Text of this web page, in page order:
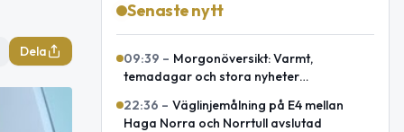
Dela
Senaste nytt
09:39 – Morgonöversikt: Varmt,
temadagar och stora nyheter
22:36 – Väglinjemålning på E4 mellan
Haga Norra och Norrtull avslutad